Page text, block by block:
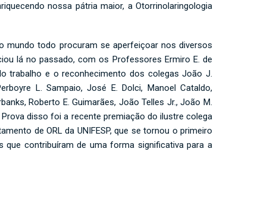
nossa pátria maior, a Otorrinolaringologia
mundo todo procuram se aperfeiçoar nos diversos
lá no passado, com os Professores Ermiro E. de
trabalho e o reconhecimento dos colegas João J.
L. Sampaio, José E. Dolci, Manoel Cataldo,
Roberto E. Guimarães, João Telles Jr., João M.
disso foi a recente premiação do ilustre colega
de ORL da UNIFESP, que se tornou o primeiro
que contribuíram de uma forma significativa para a